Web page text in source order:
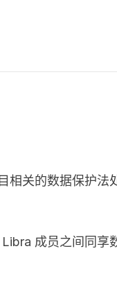
相关的数据保护法
成员之间同享